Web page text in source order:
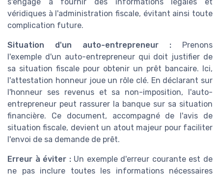
s'engage à fournir des informations légales et
véridiques à l'administration fiscale, évitant ainsi toute
complication future.
Situation d'un auto-entrepreneur : Prenons
l'exemple d'un auto-entrepreneur qui doit justifier de
sa situation fiscale pour obtenir un prêt bancaire. Ici,
l'attestation honneur joue un rôle clé. En déclarant sur
l'honneur ses revenus et sa non-imposition, l'auto-
entrepreneur peut rassurer la banque sur sa situation
financière. Ce document, accompagné de l'avis de
situation fiscale, devient un atout majeur pour faciliter
l'envoi de sa demande de prêt.
Erreur à éviter :Un exemple d'erreur courante est de
ne pas inclure toutes les informations nécessaires